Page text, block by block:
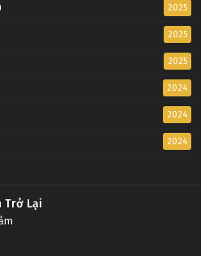
2025
2025
2025
2024
2024
2024
Trở Lại